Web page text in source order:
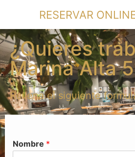
RESERVAR
¿Quieres
Marina Alta
Rellena el siguiente
Nombre *